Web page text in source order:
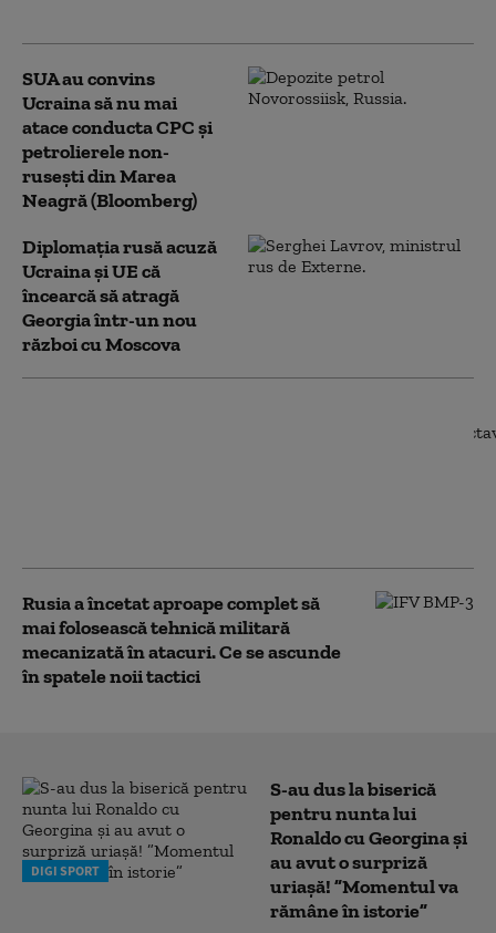
SUA au convins
Ucraina să nu mai
atace conducta CPC şi
petrolierele non-
ruseşti din Marea
Neagră (Bloomberg)
Diplomaţia rusă acuză
Ucraina şi UE că
încearcă să atragă
Georgia într-un nou
război cu Moscova
Rusia a încetat aproape complet să
mai folosească tehnică militară
mecanizată în atacuri. Ce se ascunde
în spatele noii tactici
DIGI SPORT
S-au dus la biserică
pentru nunta lui
Ronaldo cu Georgina și
au avut o surpriză
uriașă! ”Momentul va
rămâne în istorie”